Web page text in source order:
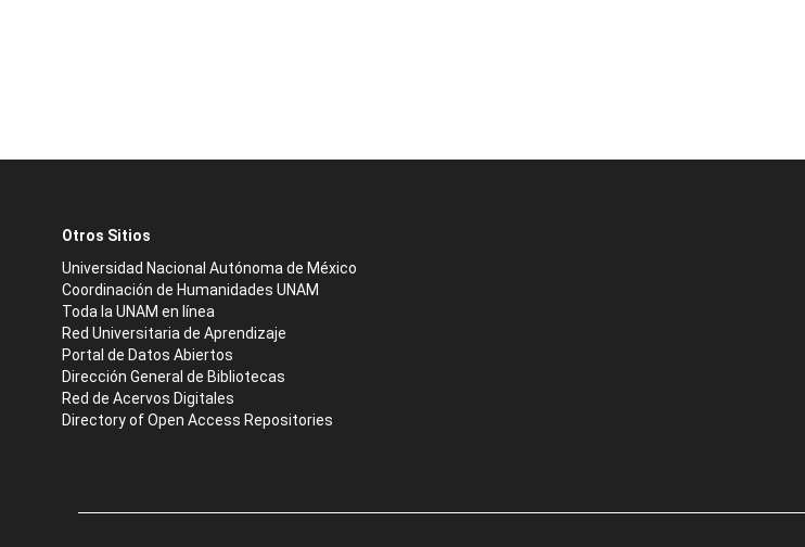
Otros Sitios
Universidad Nacional Autónoma de México
Coordinación de Humanidades UNAM
Toda la UNAM en línea
Red Universitaria de Aprendizaje
Portal de Datos Abiertos
Dirección General de Bibliotecas
Red de Acervos Digitales
Directory of Open Access Repositories